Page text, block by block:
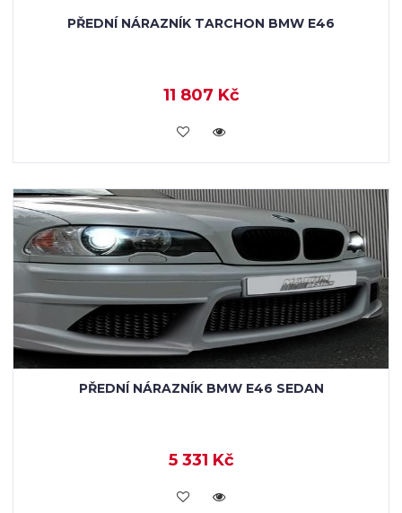
PŘEDNÍ NÁRAZNÍK TARCHON BMW E46
11 807 Kč
KOUPIT
PŘEDNÍ NÁRAZNÍK BMW E46 SEDAN
5 331 Kč
KOUPIT